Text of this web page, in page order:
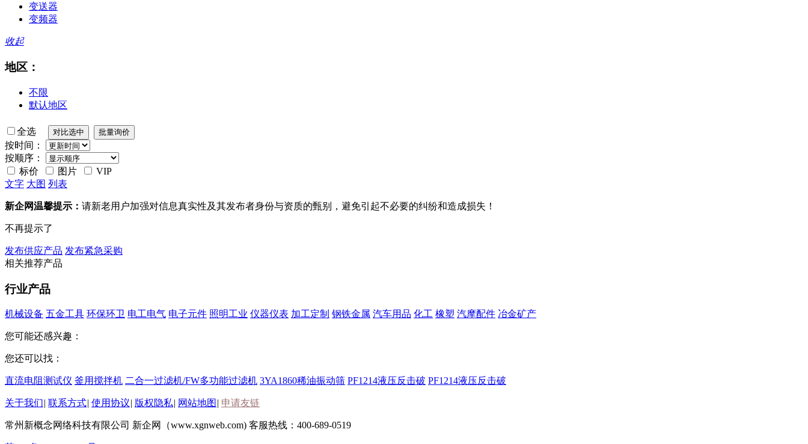
变送器
变频器
收起
地区：
不限
默认地区
全选
按时间：
按顺序：
标价
图片
VIP
文字 大图 列表
新企网温馨提示： 请新老用户加强对信息真实性及其发布者身份与资质的甄别，避免引起不必要的纠纷和造成损失！
不再提示了
发布供应产品 发布紧急采购
相关推荐产品
行业产品
机械设备 五金工具 环保环卫 电工电气 电子元件 照明工业 仪器仪表 加工定制 钢铁金属 汽车用品 化工 橡塑 汽摩配件 冶金矿产
您可能还感兴趣：
您还可以找：
直流电阻测试仪 釜用搅拌机 二合一过滤机/FW多功能过滤机 3YA1860稀油振动筛 PF1214液压反击破 PF1214液压反击破
关于我们| 联系方式| 使用协议| 版权隐私| 网站地图 | 申请友链
常州新概念网络科技有限公司 新企网（www.xgnweb.com) 客服热线：400-689-0519